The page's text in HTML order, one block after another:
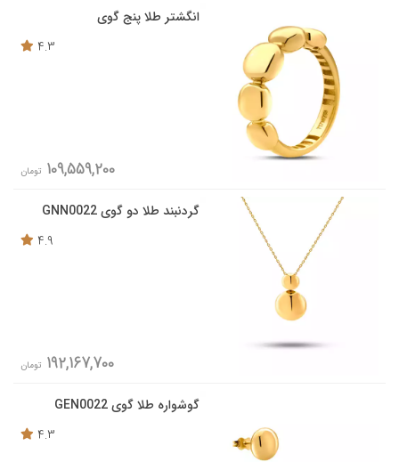
انگشتر طلا پنج گوی
4.3
109,559,200 تومان
گردنبند طلا دو گوی GNN0022
4.9
192,167,700 تومان
گوشواره طلا گوی GEN0022
4.3